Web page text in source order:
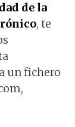
de la
, te
un fichero